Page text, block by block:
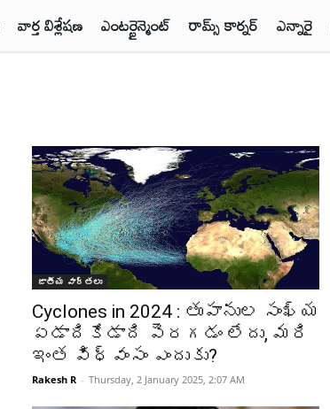
వార్త విశ్లేషణ ఎంటర్టైన్మెంట్ రామ్స్ కార్నర్ ఎన్నారై
జాతీయ వార్తలు
Cyclones in 2024 : తుపానుల సంఖ్య
ఏడాదికేడాది పెరగడం లేదు, మరి
ఇంత విధ్వంసం ఎందుకు?
Rakesh R - Thursday, 2 January 2025, 2:07 AM